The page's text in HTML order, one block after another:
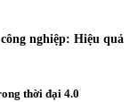
nghiệp: Hiệu quả
thời đại 4.0